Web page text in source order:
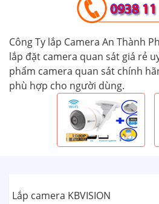
Công Ty lắp Camera An Thành
lắp đặt camera quan sát giá rẻ
phẩm camera quan sát chính
phù hợp cho người dùng.
Lắp camera KBVISION